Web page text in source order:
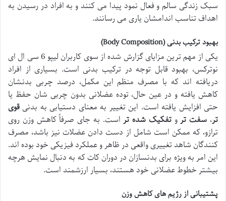
سبک زندگی سالم و فعال نمود پیدا می کنند و به افراد در رسیدن به
اهداف تناسب اندامشان یاری می رسانند.
بهبود ترکیب بدنی (Body Composition)
یکی از مهم ترین مزایای گزارش شده از سوی کاربران لیپو 6 سی ال ای
نوترکس، بهبود قابل توجه در ترکیب بدنی است. بسیاری از افراد
دریافته اند که با مصرف منظم این مکمل، درصد چربی بدنشان
کاهش یافته و در عین حال، توده عضلانی بدون چربی شان حفظ یا
حتی افزایش یافته است. این تغییر به معنای دستیابی به بدنیقوی
تر، سفت تروتفکیک شده تراست. به جای صرفاً کاهش وزن روی
ترازو، که ممکن است شامل از دست دادن عضلات نیز باشد، مصرف
کنندگان شاهد تغییری واقعی در ظاهر و عملکرد فیزیکی خود بوده اند.
این امر به ویژه برای بدنسازان در دوران کات که به دنبال نمایش هرچه
بیشتر خطوط عضلانی خود هستند، بسیار ارزشمند است.
پشتیبانی از رژیم های کاهش وزن